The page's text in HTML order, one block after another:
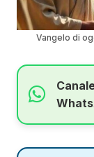
Vangelo di